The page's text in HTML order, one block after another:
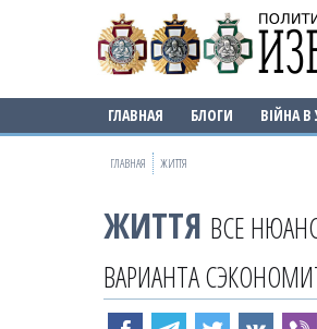
ГЛАВНАЯ БЛОГИ ВІЙНА В
ГЛАВНАЯ ЖИТТЯ
ЖИТТЯ ВСЕ
ВАРИАНТА